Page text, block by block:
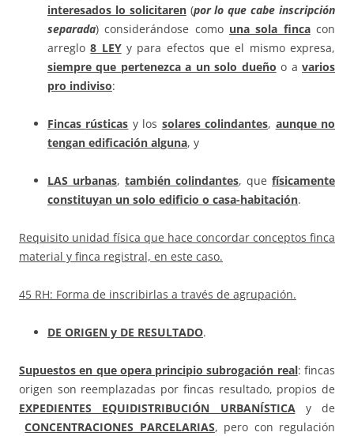
interesados lo solicitaren(por lo que cabe inscripción
separada) considerándose como una sola fincacon
arreglo8 LEYy para efectos que el mismo expresa,
siempre que pertenezca a un solo dueño o avarios
pro indiviso:
Fincas rústicas y los solares colindantes, aunque no
tengan edificación alguna, y
LAS urbanas, también colindantes, que físicamente
constituyan un solo edificio o casa-habitación.
Requisito unidad física que hace concordar conceptos finca
material y finca registral, en este caso.
45 RH: Forma de inscribirlas a través de agrupación.
DE ORIGEN y DE RESULTADO.
Supuestos en que opera principio subrogación real: fincas
origen son reemplazadas por fincas resultado, propios de
EXPEDIENTES EQUIDISTRIBUCIÓN URBANÍSTICAy de
CONCENTRACIONES PARCELARIAS, pero con regulación